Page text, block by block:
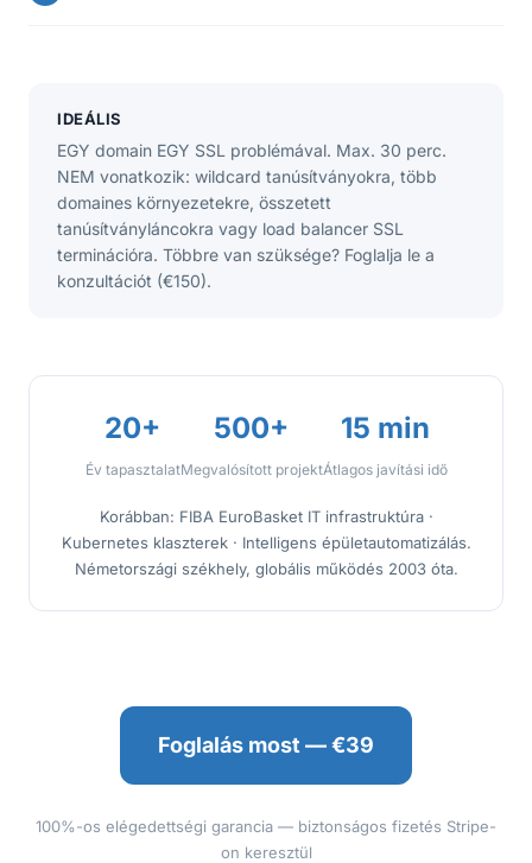
IDEÁLIS
EGY domain EGY SSL problémával. Max. 30 perc.
NEM vonatkozik: wildcard tanúsítványokra, több
domaines környezetekre, összetett
tanúsítványláncokra vagy load balancer SSL
terminációra. Többre van szüksége? Foglalja le a
konzultációt (€150).
20+
Év tapasztalat
500+
Megvalósított projekt
15 min
Átlagos javítási idő
Korábban: FIBA EuroBasket IT infrastruktúra ·
Kubernetes klaszterek · Intelligens épületautomatizálás.
Németországi székhely, globális működés 2003 óta.
Foglalás most — €39
100%-os elégedettségi garancia — biztonságos fizetés Stripe-
on keresztül